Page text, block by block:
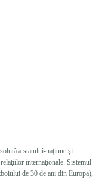
a statului-naţiune şi
internaţionale. Sistemul
de 30 de ani din Europa),